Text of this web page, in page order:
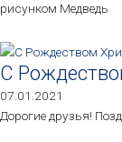
рисунком Медведь
С
07.01.2021
Дорогие друзья!